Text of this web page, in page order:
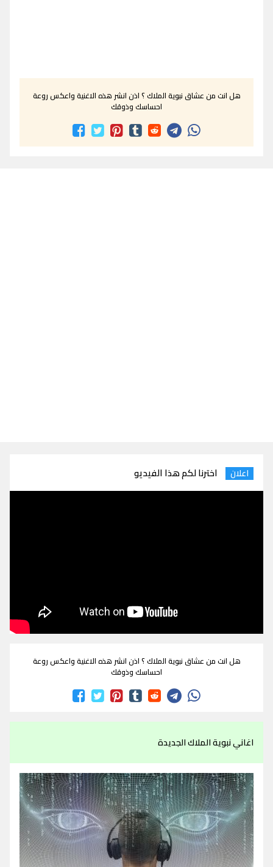
هل انت من عشاق نبوية الملاك ؟ اذن انشر هذه الاغنية واعكس روعة
احساسك وذوقك
اعلان اخترنا لكم هذا الفيديو
هل انت من عشاق نبوية الملاك ؟ اذن انشر هذه الاغنية واعكس روعة
احساسك وذوقك
اغاني نبوية الملاك الجديدة